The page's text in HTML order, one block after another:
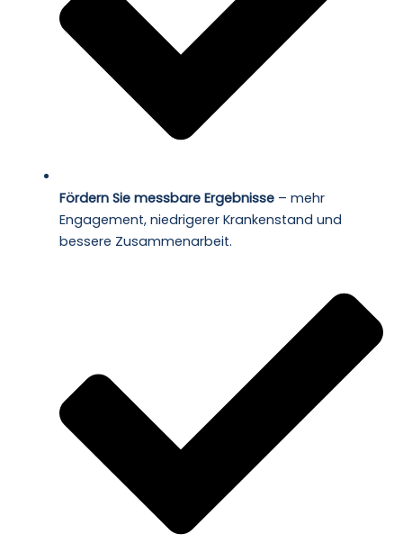
Fördern Sie messbare Ergebnisse – mehr
Engagement, niedrigerer Krankenstand und
bessere Zusammenarbeit.